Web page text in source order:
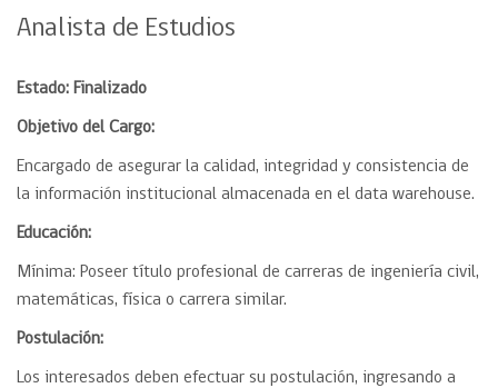
Analista de Estudios
Estado: Finalizado
Objetivo del Cargo:
Encargado de asegurar la calidad, integridad y consistencia de
la información institucional almacenada en el data warehouse.
Educación:
Mínima: Poseer título profesional de carreras de ingeniería civil,
matemáticas, física o carrera similar.
Postulación:
Los interesados deben efectuar su postulación, ingresando a